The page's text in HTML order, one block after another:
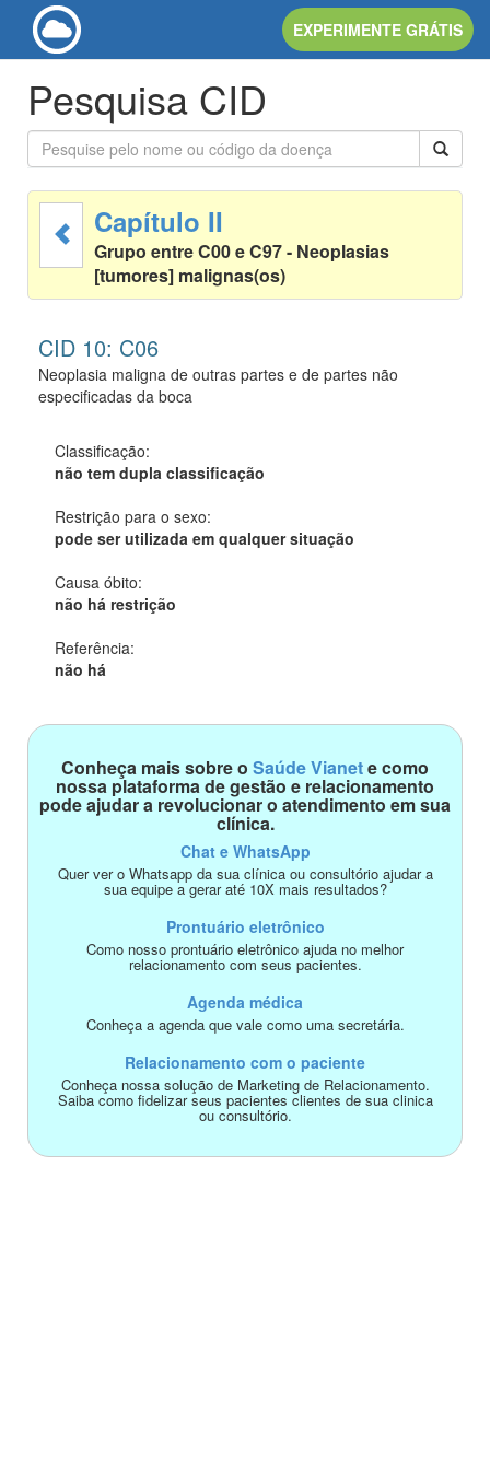
EXPERIMENTE GRÁTIS
Pesquisa CID
Capítulo II
Grupo entre C00 e C97 - Neoplasias
[tumores] malignas(os)
CID 10: C06
Neoplasia maligna de outras partes e de partes não
especificadas da boca
Classificação:
não tem dupla classificação
Restrição para o sexo:
pode ser utilizada em qualquer situação
Causa óbito:
não há restrição
Referência:
não há
Conheça mais sobre o Saúde Vianete como
nossa plataforma de gestão e relacionamento
pode ajudar a revolucionar o atendimento em sua
clínica.
Chat e WhatsApp
Quer ver o Whatsapp da sua clínica ou consultório ajudar a
sua equipe a gerar até 10X mais resultados?
Prontuário eletrônico
Como nosso prontuário eletrônico ajuda no melhor
relacionamento com seus pacientes.
Agenda médica
Conheça a agenda que vale como uma secretária.
Relacionamento com o paciente
Conheça nossa solução de Marketing de Relacionamento.
Saiba como fidelizar seus pacientes clientes de sua clinica
ou consultório.